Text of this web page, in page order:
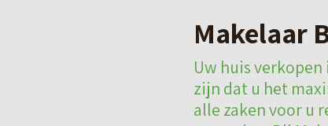
Makelaar
Uw huis
zijn dat u het
alle zaken voor u